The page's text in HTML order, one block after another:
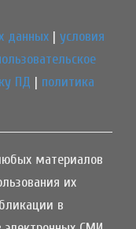
данных | условия
ПД | политика
материалов
их
в